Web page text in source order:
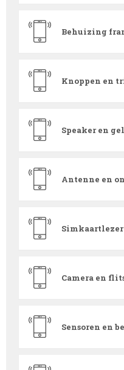
Behuizing
Knoppen en
Speaker en
Antenne en
Simkaartlezer
Camera en
Sensoren en